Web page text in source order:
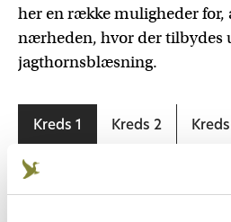
her en række muligheder for,
nærheden, hvor der tilbydes
jagthornsblæsning.
Kreds 1 Kreds 2